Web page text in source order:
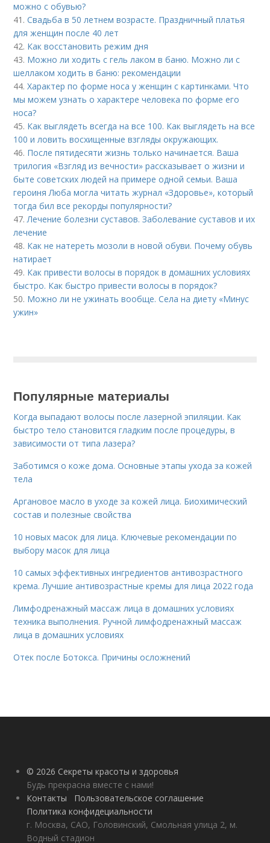
можно с обувью?
41.Свадьба в 50 летнем возрасте. Праздничный платья
для женщин после 40 лет
42. Как восстановить режим дня
43. Можно ли ходить с гель лаком в баню. Можно ли с
шеллаком ходить в баню: рекомендации
44.Характер по форме носа у женщин с картинками. Что
мы можем узнать о характере человека по форме его
носа?
45. Как выглядеть всегда на все 100. Как выглядеть на все
100 и ловить восхищенные взгляды окружающих.
46. После пятидесяти жизнь только начинается. Ваша
трилогия «Взгляд из вечности» рассказывает о жизни и
быте советских людей на примере одной семьи. Ваша
героиня Люба могла читать журнал «Здоровье», который
тогда бил все рекорды популярности?
47.Лечение болезни суставов. Заболевание суставов и их
лечение
48. Как не натереть мозоли в новой обуви. Почему обувь
натирает
49. Как привести волосы в порядок в домашних условиях
быстро. Как быстро привести волосы в порядок?
50. Можно ли не ужинать вообще. Села на диету «Минус
ужин»
Популярные материалы
Когда выпадают волосы после лазерной эпиляции. Как
быстро тело становится гладким после процедуры, в
зависимости от типа лазера?
Заботимся о коже дома. Основные этапы ухода за кожей
тела
Аргановое масло в уходе за кожей лица. Биохимический
состав и полезные свойства
10 новых масок для лица. Ключевые рекомендации по
выбору масок для лица
10 самых эффективных ингредиентов антивозрастного
крема. Лучшие антивозрастные кремы для лица 2022 года
Лимфодренажный массаж лица в домашних условиях
техника выполнения. Ручной лимфодренажный массаж
лица в домашних условиях
Отек после Ботокса. Причины осложнений
© 2026 Секреты красоты и здоровья
Будь прекрасна вместе с нами!
Контакты
Пользовательское соглашение
Политика конфидециальности
г. Москва, САО, Головинский, Смольная улица 2, м.
Водный стадион